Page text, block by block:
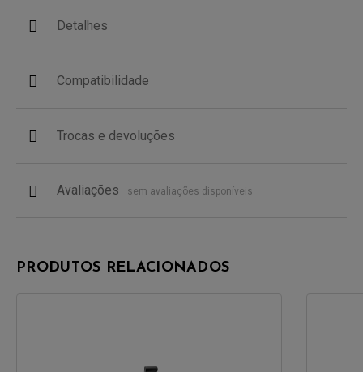
Detalhes
Compatibilidade
Trocas e devoluções
Avaliações sem avaliações disponíveis
PRODUTOS RELACIONADOS